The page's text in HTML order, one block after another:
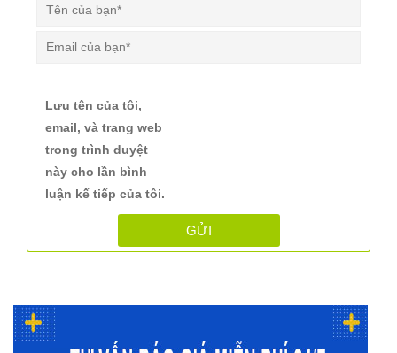
Lưu tên của tôi,
email, và trang web
trong trình duyệt
này cho lần bình
luận kế tiếp của tôi.